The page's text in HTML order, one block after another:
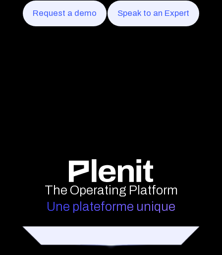
Request a demo Speak to an Expert
The Operating Platform
Une plateforme unique